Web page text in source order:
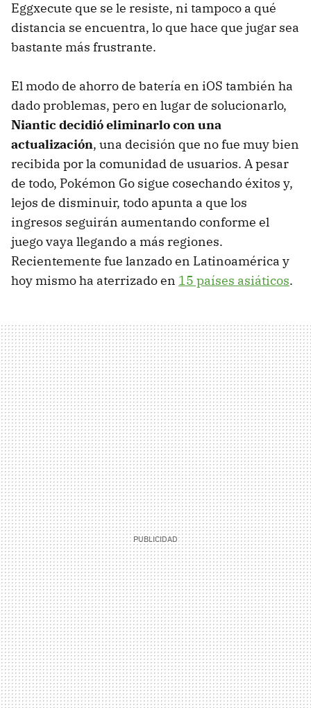
Eggxecute que se le resiste, ni tampoco a qué
distancia se encuentra, lo que hace que jugar sea
bastante más frustrante.
El modo de ahorro de batería en iOS también ha
dado problemas, pero en lugar de solucionarlo,
Niantic decidió eliminarlo con una
actualización, una decisión que no fue muy bien
recibida por la comunidad de usuarios. A pesar
de todo, Pokémon Go sigue cosechando éxitos y,
lejos de disminuir, todo apunta a que los
ingresos seguirán aumentando conforme el
juego vaya llegando a más regiones.
Recientemente fue lanzado en Latinoamérica y
hoy mismo ha aterrizado en 15 países asiáticos.